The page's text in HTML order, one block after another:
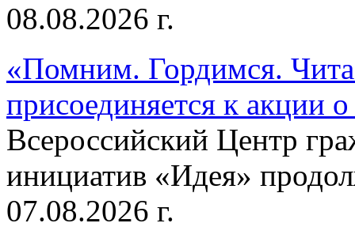
08.08.2026 г.
«Помним. Гордимся.
присоединяется к акции
Всероссийский Центр
инициатив «Идея»
07.08.2026 г.